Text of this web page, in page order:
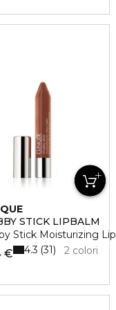
Durata
STICK LIPBALM
Stick Moisturizing
€ 2 colori
4.3 31